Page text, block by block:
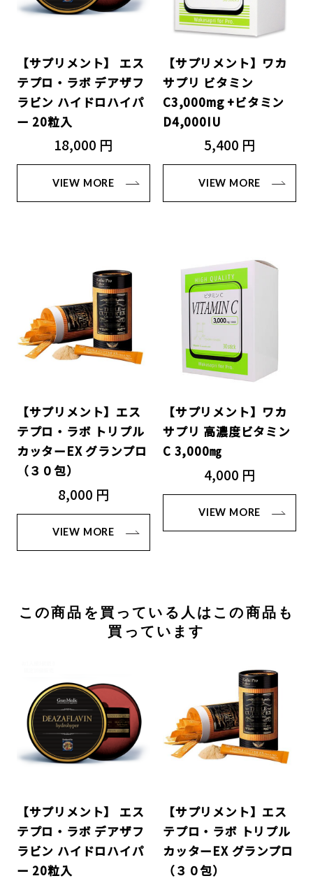
【サプリメント】 エス
テプロ・ラボ デアザフ
ラビン ハイドロハイパ
ー 20粒入
18,000 円
VIEW MORE
【サプリメント】ワカ
サプリ ビタミン
C3,000mg +ビタミン
D4,000IU
5,400 円
VIEW MORE
【サプリメント】エス
テプロ・ラボ トリプル
カッターEX グランプロ
（３０包）
8,000 円
VIEW MORE
【サプリメント】ワカ
サプリ 高濃度ビタミン
C 3,000㎎
4,000 円
VIEW MORE
この商品を買っている人はこの商品も
買っています
【サプリメント】 エス
テプロ・ラボ デアザフ
ラビン ハイドロハイパ
ー 20粒入
【サプリメント】エス
テプロ・ラボ トリプル
カッターEX グランプロ
（３０包）